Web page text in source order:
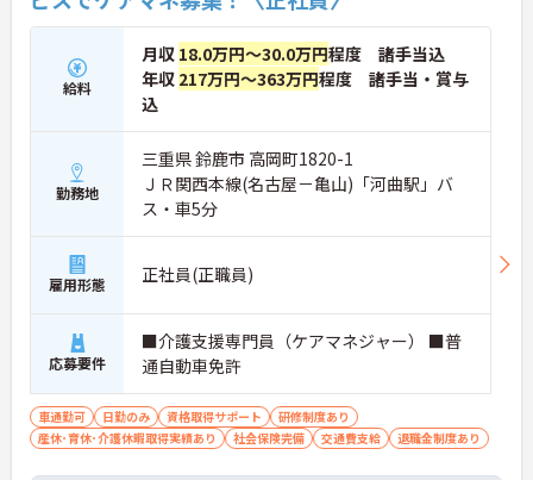
給料
月収 18.0万円～30.0万円程度 諸手当込
年収 217万円～363万円程度 諸手当・賞与
込
勤務地
三重県 鈴鹿市 高岡町1820-1
ＪＲ関西本線(名古屋－亀山)「河曲駅」バ
ス・車5分
雇用形態 正社員(正職員)
応募要件
■介護支援専門員（ケアマネジャー） ■普
通自動車免許
車通勤可 日勤のみ 資格取得サポート
研修制度あり
産休･育休･介護休暇取得実績あり
社会保険完備 交通費支給 退職金制度あり